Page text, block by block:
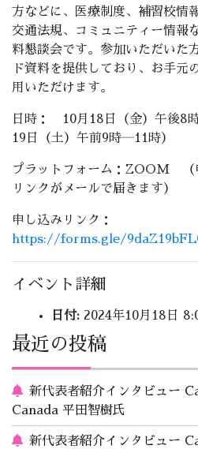
方などに、医療制度、補習校情
交通法規、コミュニティー情報
料懇談会です。参加いただいた
ド資料を提供しており、お手元
用いただけます。
日時： 10月18日（金）午後8
19日（土）午前9時―11時）
プラットフォーム：ZOOM （
リンクがメールで届きます）
申し込みリンク：
https://forms.gle/
イベント詳細
日付: 2024年10月18日
最近の投稿
新代表者紹介インタビュー
Canada 平田智樹氏
新代表者紹介インタビュー